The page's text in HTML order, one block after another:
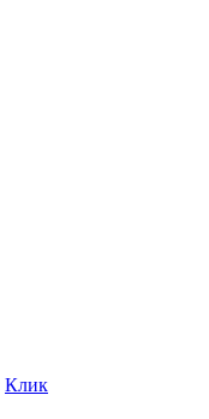
Клик